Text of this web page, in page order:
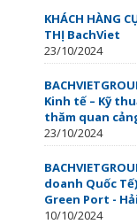
KHÁCH HÀNG
THỊ BachViet
23/10/2024
Kinh tế – Kỹ
thăm quan
23/10/2024
doanh Quốc
Green Port -
10/10/2024